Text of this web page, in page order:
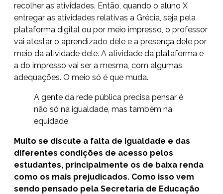
recolher as atividades. Então, quando o aluno X
entregar as atividades relativas a Grécia, seja pela
plataforma digital ou por meio impresso, o professor
vai atestar o aprendizado dele e a presença dele por
meio da atividade dele. A atividade da plataforma e
a do impresso vai ser a mesma, com algumas
adequações. O meio só é que muda.
A gente da rede pública precisa pensar é
não só na igualdade, mas também na
equidade
Muito se discute a falta de igualdade e das
diferentes condições de acesso pelos
estudantes, principalmente os de baixa renda
como os mais prejudicados. Como isso vem
sendo pensado pela Secretaria de Educação